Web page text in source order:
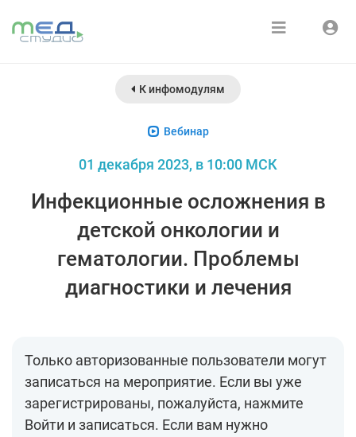
Курсы
Медиатека
Зарегистрироваться
К инфомодулям
Вебинар
01 декабря 2023, в 10:00 МСК
Инфекционные осложнения в
детской онкологии и
гематологии. Проблемы
диагностики и лечения
Только авторизованные пользователи могут
записаться на мероприятие. Если вы уже
зарегистрированы, пожалуйста, нажмите
Войти и записаться. Если вам нужно